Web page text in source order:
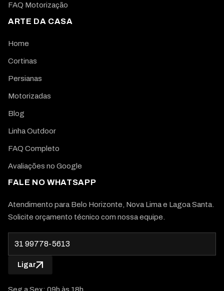
FAQ Motorização
ARTE DA CASA
Home
Cortinas
Persianas
Motorizadas
Blog
Linha Outdoor
FAQ Completo
Avaliações no Google
FALE NO WHATSAPP
Atendimento para Belo Horizonte, Nova Lima e Lagoa Santa.
Solicite orçamento técnico com nossa equipe.
Ligar